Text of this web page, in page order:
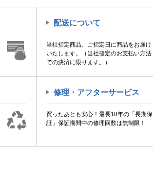
配送について
当社指定商品、ご指定日に商品をお届け
いたします。（当社指定のお支払い方法
での決済に限ります。）
修理・アフターサービス
買ったあとも安心！最長10年の「長期保
証」保証期間中の修理回数は無制限！